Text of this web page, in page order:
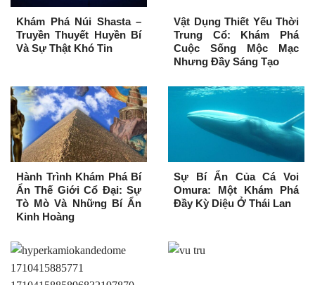
Khám Phá Núi Shasta –
Truyền Thuyết Huyền Bí
Và Sự Thật Khó Tin
Vật Dụng Thiết Yếu Thời
Trung Cổ: Khám Phá
Cuộc Sống Mộc Mạc
Nhưng Đầy Sáng Tạo
Hành Trình Khám Phá Bí
Ẩn Thế Giới Cổ Đại: Sự
Tò Mò Và Những Bí Ẩn
Kinh Hoàng
Sự Bí Ẩn Của Cá Voi
Omura: Một Khám Phá
Đầy Kỳ Diệu Ở Thái Lan